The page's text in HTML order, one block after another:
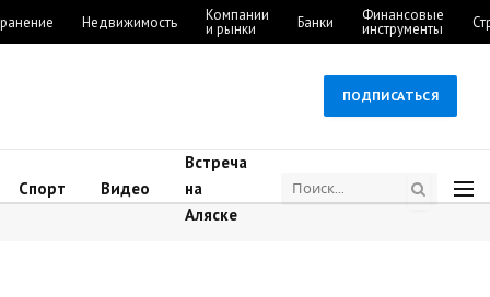
Недвижимость Компании
и рынки Банки Финансовые
инструменты
ПОДПИСАТЬСЯ
Спорт Видео
Встреча
на
Аляске